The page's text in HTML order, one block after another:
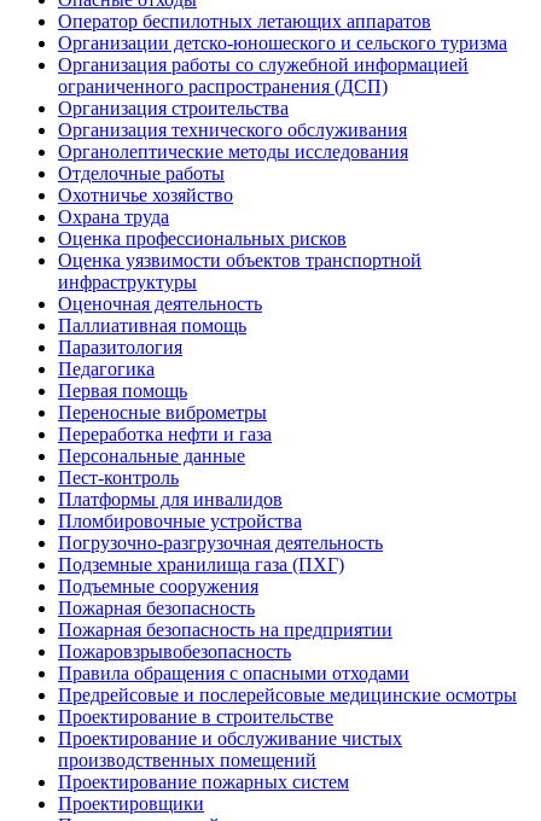
Оператор беспилотных летающих аппаратов
Организации детско-юношеского и сельского туризма
Организация работы со служебной информацией
ограниченного распространения (ДСП)
Организация строительства
Организация технического обслуживания
Органолептические методы исследования
Отделочные работы
Охотничье хозяйство
Охрана труда
Оценка профессиональных рисков
Оценка уязвимости объектов транспортной
инфраструктуры
Оценочная деятельность
Паллиативная помощь
Паразитология
Педагогика
Первая помощь
Переносные виброметры
Переработка нефти и газа
Персональные данные
Пест-контроль
Платформы для инвалидов
Пломбировочные устройства
Погрузочно-разгрузочная деятельность
Подземные хранилища газа (ПХГ)
Подъемные сооружения
Пожарная безопасность
Пожарная безопасность на предприятии
Пожаровзрывобезопасность
Правила обращения с опасными отходами
Предрейсовые и послерейсовые медицинские осмотры
Проектирование в строительстве
Проектирование и обслуживание чистых
производственных помещений
Проектирование пожарных систем
Проектировщики